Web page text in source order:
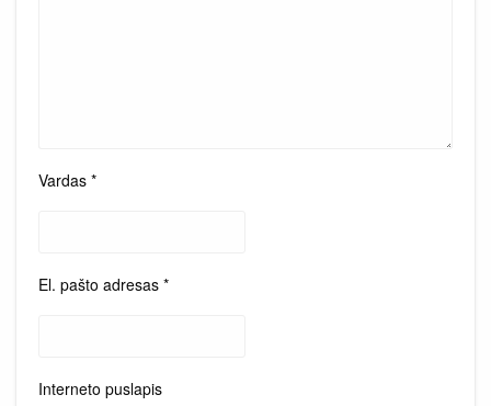
Vardas *
El. pašto adresas *
Interneto puslapis